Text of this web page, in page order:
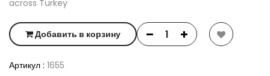
across Turkey
Добавить в корзину
Артикул : 1655